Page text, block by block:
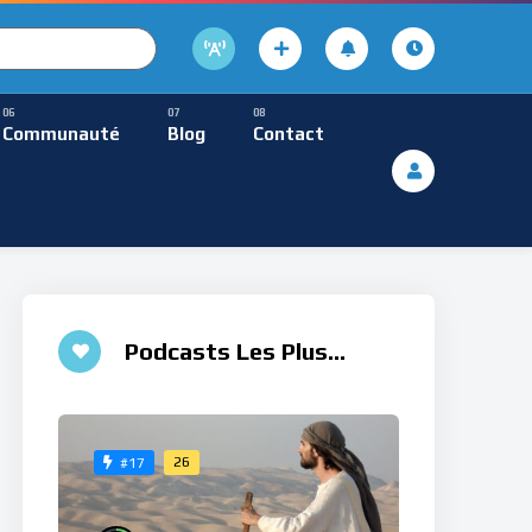
Lecture
Communauté Blog Contact
Méditative
Podcasts Les Plus
#17 26